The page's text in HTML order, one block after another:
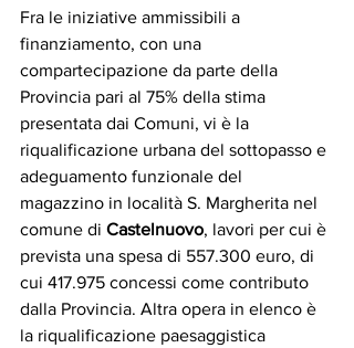
Fra le iniziative ammissibili a
finanziamento, con una
compartecipazione da parte della
Provincia pari al 75% della stima
presentata dai Comuni, vi è la
riqualificazione urbana del sottopasso e
adeguamento funzionale del
magazzino in località S. Margherita nel
comune di Castelnuovo, lavori per cui è
prevista una spesa di 557.300 euro, di
cui 417.975 concessi come contributo
dalla Provincia. Altra opera in elenco è
la riqualificazione paesaggistica